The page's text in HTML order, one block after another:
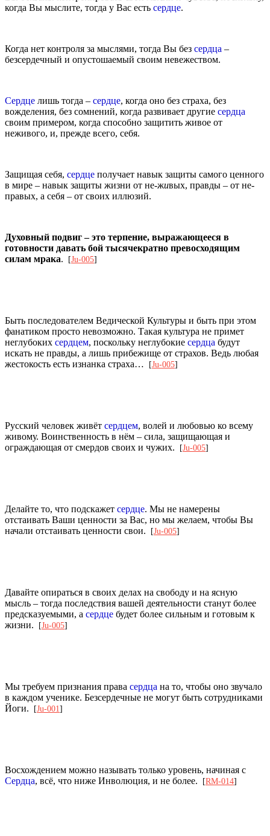
когда Вы мыслите, тогда у Вас есть сердце.
Когда нет контроля за мыслями, тогда Вы без сердца –
безсердечный и опустошаемый своим невежеством.
Сердце лишь тогда – сердце, когда оно без страха, без
вожделения, без сомнений, когда развивает другие сердца
своим примером, когда способно защитить живое от
неживого, и, прежде всего, себя.
Защищая себя, сердце получает навык защиты самого ценного
в мире – навык защиты жизни от не-живых, правды – от не-
правых, а себя – от своих иллюзий.
Духовный подвиг – это терпение, выражающееся в
готовности давать бой тысячекратно превосходящим
силам мрака. [Ju-005]
Быть последователем Ведической Культуры и быть при этом
фанатиком просто невозможно. Такая культура не примет
неглубоких сердцем, поскольку неглубокие сердца будут
искать не правды, а лишь прибежище от страхов. Ведь любая
жестокость есть изнанка страха…
[Ju-005]
Русский человек живёт сердцем, волей и любовью ко всему
живому. Воинственность в нём – сила, защищающая и
ограждающая от смердов своих и чужих.
[Ju-005]
Делайте то, что подскажет сердце. Мы не намерены
отстаивать Ваши ценности за Вас, но мы желаем, чтобы Вы
начали отстаивать ценности свои.
[Ju-005]
Давайте опираться в своих делах на свободу и на ясную
мысль – тогда последствия вашей деятельности станут более
предсказуемыми, а сердце будет более сильным и готовым к
жизни.
[Ju-005]
Мы требуем признания права сердца на то, чтобы оно звучало
в каждом ученике. Безсердечные не могут быть сотрудниками
Йоги.
[Ju-001 ]
Восхождением можно называть только уровень, начиная с
Сердца, всё, что ниже Инволюция, и не более. [RM-014]